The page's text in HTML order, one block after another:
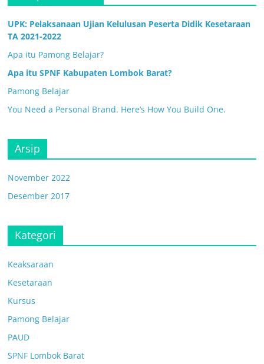
UPK: Pelaksanaan Ujian Kelulusan Peserta Didik Kesetaraan
TA 2021-2022
Apa itu Pamong Belajar?
Apa itu SPNF Kabupaten Lombok Barat?
Pamong Belajar
You Need a Personal Brand. Here’s How You Build One.
Arsip
November 2022
Desember 2017
Kategori
Keaksaraan
Kesetaraan
Kursus
Pamong Belajar
PAUD
SPNF Lombok Barat